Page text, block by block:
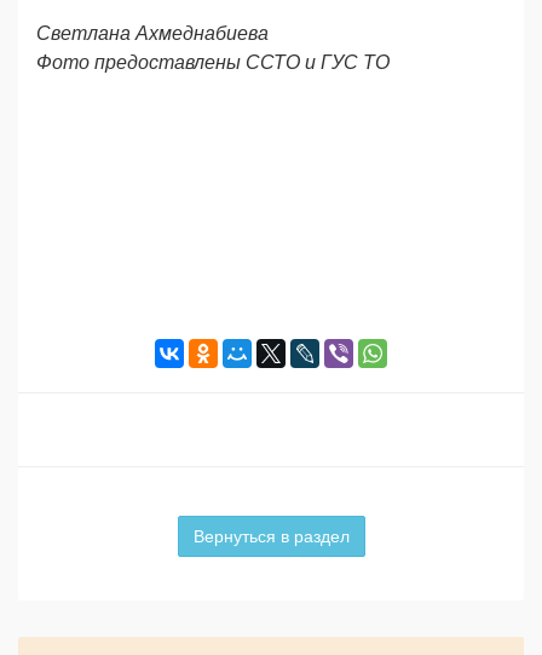
Светлана Ахмеднабиева
Фото предоставлены ССТО и ГУС ТО
Вернуться в раздел